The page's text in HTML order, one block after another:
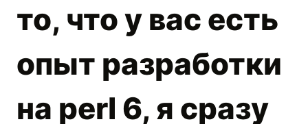
то, что у вас есть
опыт разработки
на perl 6, я сразу